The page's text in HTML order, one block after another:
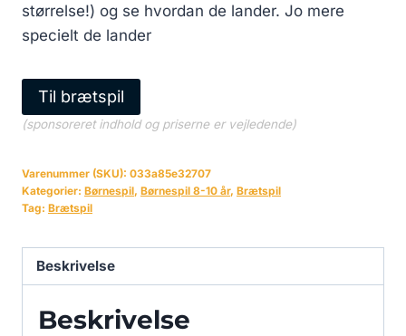
størrelse!) og se hvordan de lander. Jo mere
specielt de lander
Til brætspil
(sponsoreret indhold og priserne er vejledende)
Varenummer (SKU): 033a85e32707
Kategorier: Børnespil, Børnespil 8-10 år, Brætspil
Tag: Brætspil
Beskrivelse
Beskrivelse